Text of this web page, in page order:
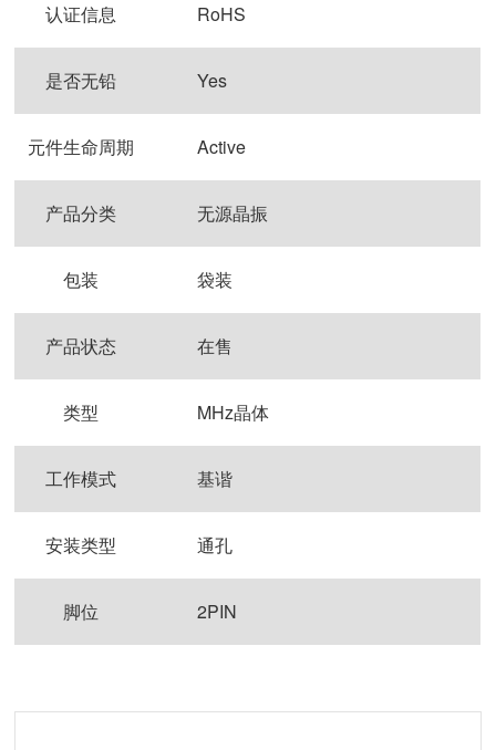
认证信息 RoHS
是否无铅 Yes
元件生命周期 Active
产品分类 无源晶振
包装 袋装
产品状态 在售
类型 MHz晶体
工作模式 基谐
安装类型 通孔
脚位 2PIN